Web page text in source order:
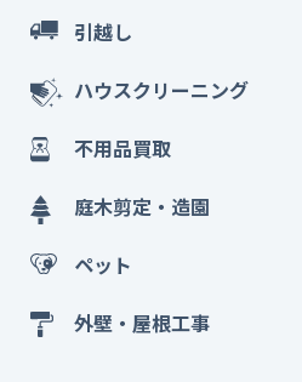
引越し
ハウスクリーニング
不用品買取
庭木剪定・造園
ペット
外壁・屋根工事